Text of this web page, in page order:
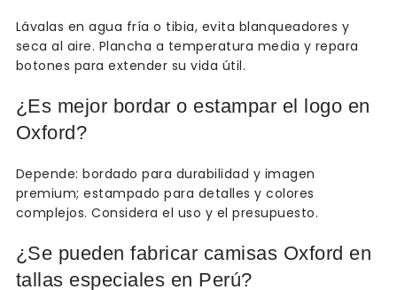
Lávalas en agua fría o tibia, evita blanqueadores y
seca al aire. Plancha a temperatura media y repara
botones para extender su vida útil.
¿Es mejor bordar o estampar el logo en
Oxford?
Depende: bordado para durabilidad y imagen
premium; estampado para detalles y colores
complejos. Considera el uso y el presupuesto.
¿Se pueden fabricar camisas Oxford en
tallas especiales en Perú?